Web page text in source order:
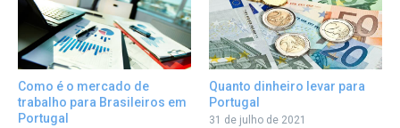
Como é o mercado de
trabalho para Brasileiros em
Portugal
Quanto dinheiro levar para
Portugal
31 de julho de 2021